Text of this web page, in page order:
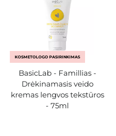
KOSMETOLOGO PASIRINKIMAS
BasicLab - Famillias -
Drėkinamasis veido
kremas lengvos tekstūros
- 75ml